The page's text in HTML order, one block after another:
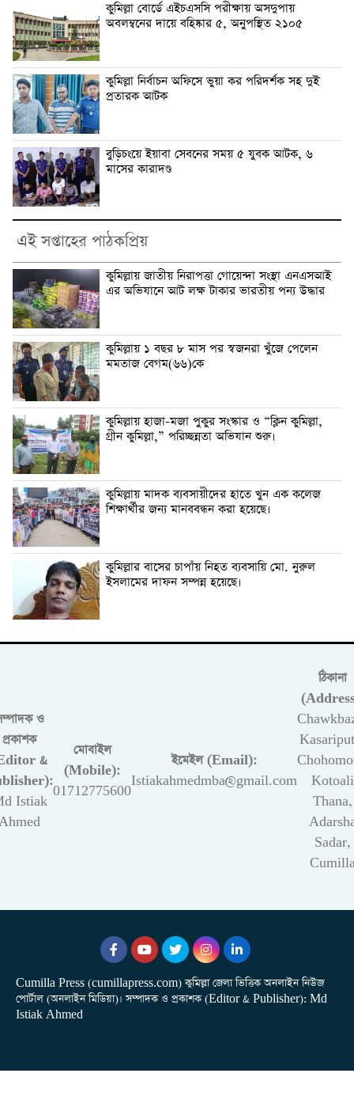
কুমিল্লা বোর্ডে এইচএসসি পরীক্ষায় অসদুপায়
অবলম্বনের দায়ে বহিষ্কার ৫, অনুপস্থিত ২১০৫
কুমিল্লা নির্বাচন অফিসে ভুয়া কর পরিদর্শক সহ দুই
প্রতারক আটক
বুড়িচংয়ে ইয়াবা সেবনের সময় ৫ যুবক আটক, ৬
মাসের কারাদণ্ড
এই সপ্তাহের পাঠকপ্রিয়
কুমিল্লায় জাতীয় নিরাপত্তা গোয়েন্দা সংস্থা এনএসআই
এর অভিযানে আট লক্ষ টাকার ভারতীয় পন্য উদ্ধার
কুমিল্লায় ১ বছর ৮ মাস পর স্বজনরা খুঁজে পেলেন
মমতাজ বেগম(৬৬)কে
কুমিল্লায় হাজা-মজা পুকুর সংস্কার ও “ক্লিন কুমিল্লা,
গ্রীন কুমিল্লা,” পরিচ্ছন্নতা অভিযান শুরু।
কুমিল্লায় মাদক ব্যবসায়ীদের হাতে খুন এক কলেজ
শিক্ষার্থীর জন্য মানববন্ধন করা হয়েছে।
কুমিল্লার বাসের চাপাঁয় নিহত ব্যবসায়ি মো. নুরুল
ইসলামের দাফন সম্পন্ন হয়েছে।
ও
প্রকাশক
&
Istiak
মোবাইল
(Mobile):
01712775600
ইমেইল (Email):
Istiakahmedmba@gmail.com
ঠিকানা
Kotoali
Thana,
Sadar,
Cumilla Press (cumillapress.com) কুমিল্লা জেলা ভিত্তিক অনলাইন নিউজ
পোর্টাল (অনলাইন মিডিয়া)। সম্পাদক ও প্রকাশক (Editor & Publisher): Md
Istiak Ahmed